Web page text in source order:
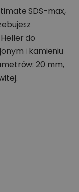
SDS-max,
do
i kamieniu
20 mm,